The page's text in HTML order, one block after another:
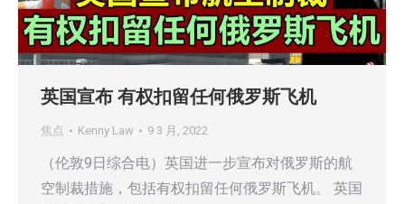
英国宣布 有权扣留任何俄罗斯飞机
焦点 Kenny Law 9 3 月, 2022
（伦敦9日综合电）英国进一步宣布对俄罗斯的航
空制裁措施，包括有权扣留任何俄罗斯飞机。 英国